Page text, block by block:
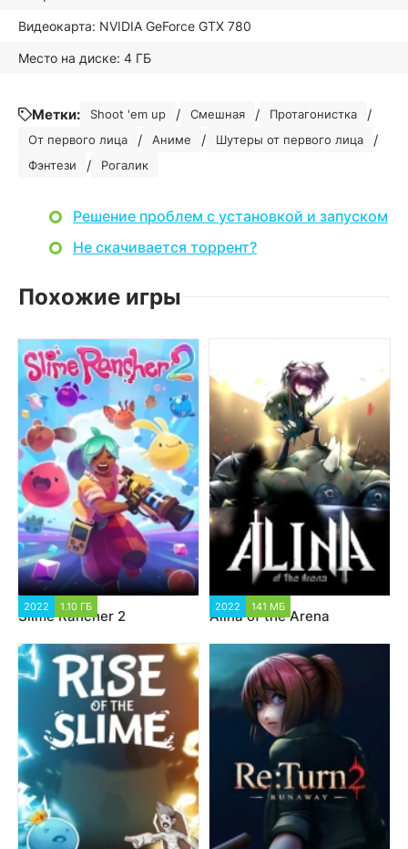
Видеокарта: NVIDIA GeForce GTX 780
Место на диске: 4 ГБ
Метки: Shoot 'em up / Смешная / Протагонистка /
От первого лица / Аниме / Шутеры от первого лица /
Фэнтези / Рогалик
Решение проблем с установкой и запуском
Не скачивается торрент?
Похожие игры
2022 1.10 ГБ
Slime Rancher 2
2022 141 МБ
Alina of the Arena